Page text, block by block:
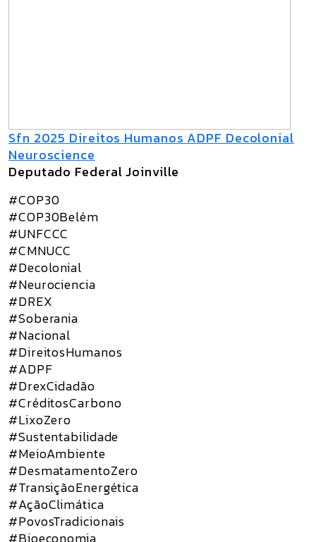
Sfn 2025 Direitos Humanos ADPF Decolonial
Neuroscience
Deputado Federal Joinville
#COP30
#COP30Belém
#UNFCCC
#CMNUCC
#Decolonial
#Neurociencia
#DREX
#Soberania
#Nacional
#DireitosHumanos
#ADPF
#DrexCidadão
#CréditosCarbono
#LixoZero
#Sustentabilidade
#MeioAmbiente
#DesmatamentoZero
#TransiçãoEnergética
#AçãoClimática
#PovosTradicionais
#Bioeconomia